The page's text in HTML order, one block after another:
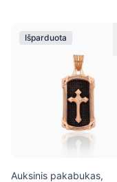
Išparduota
Auksinis pakabukas,